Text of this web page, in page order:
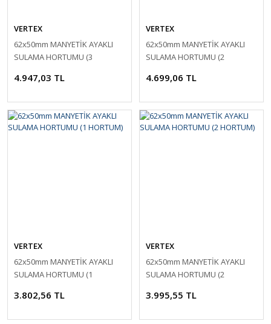
VERTEX
62x50mm MANYETİK AYAKLI
SULAMA HORTUMU (3
4.947,03 TL
VERTEX
62x50mm MANYETİK AYAKLI
SULAMA HORTUMU (2
4.699,06 TL
VERTEX
62x50mm MANYETİK AYAKLI
SULAMA HORTUMU (1
3.802,56 TL
VERTEX
62x50mm MANYETİK AYAKLI
SULAMA HORTUMU (2
3.995,55 TL